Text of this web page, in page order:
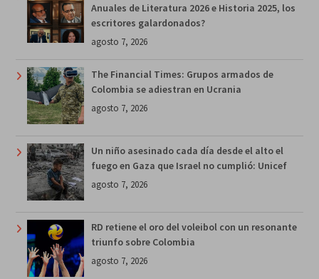
Anuales de Literatura 2026 e Historia 2025, los
escritores galardonados?
agosto 7, 2026
The Financial Times: Grupos armados de
Colombia se adiestran en Ucrania
agosto 7, 2026
Un niño asesinado cada día desde el alto el
fuego en Gaza que Israel no cumplió: Unicef
agosto 7, 2026
RD retiene el oro del voleibol con un resonante
triunfo sobre Colombia
agosto 7, 2026